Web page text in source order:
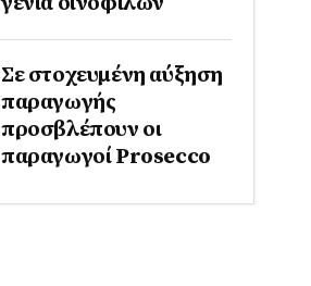
Σε στοχευμένη αύξηση
παραγωγής
προσβλέπουν οι
παραγωγοί Prosecco